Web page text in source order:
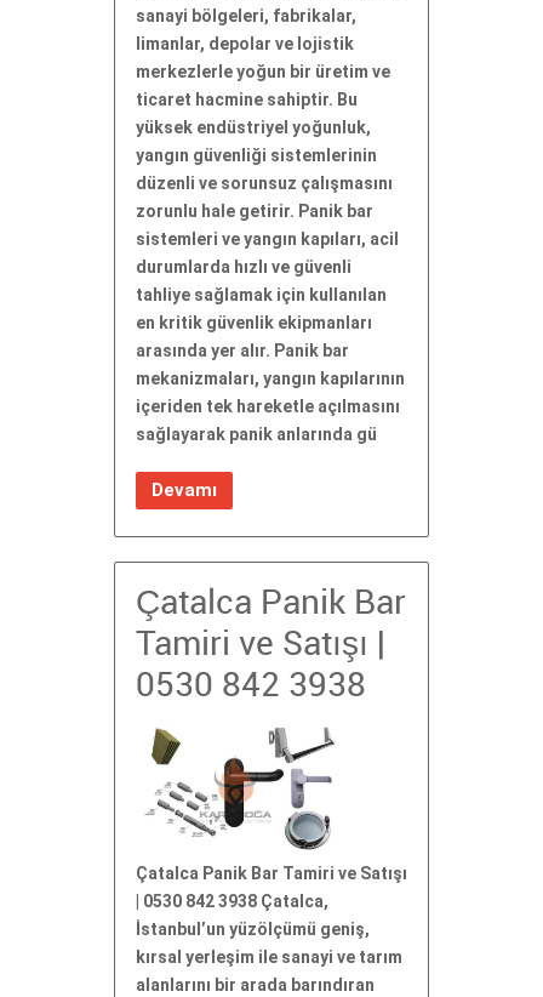
sanayi bölgeleri, fabrikalar,
limanlar, depolar ve lojistik
merkezlerle yoğun bir üretim ve
ticaret hacmine sahiptir. Bu
yüksek endüstriyel yoğunluk,
yangın güvenliği sistemlerinin
düzenli ve sorunsuz çalışmasını
zorunlu hale getirir. Panik bar
sistemleri ve yangın kapıları, acil
durumlarda hızlı ve güvenli
tahliye sağlamak için kullanılan
en kritik güvenlik ekipmanları
arasında yer alır. Panik bar
mekanizmaları, yangın kapılarının
içeriden tek hareketle açılmasını
sağlayarak panik anlarında gü
Devamı
Çatalca Panik Bar
Tamiri ve Satışı |
0530 842 3938
Çatalca Panik Bar Tamiri ve Satışı
| 0530 842 3938 Çatalca,
İstanbul’un yüzölçümü geniş,
kırsal yerleşim ile sanayi ve tarım
alanlarını bir arada barındıran